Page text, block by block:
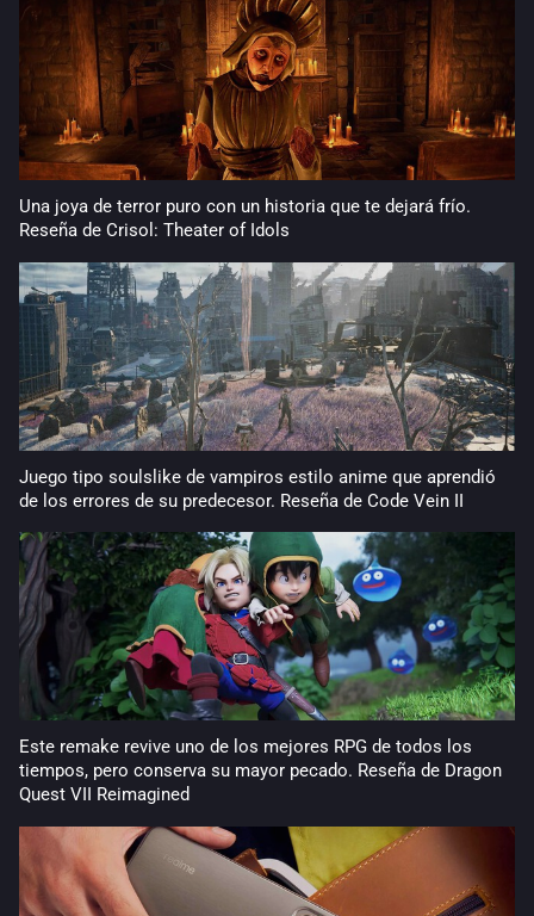
Una joya de terror puro con un historia que te dejará frío.
Reseña de Crisol: Theater of Idols
Juego tipo soulslike de vampiros estilo anime que aprendió
de los errores de su predecesor. Reseña de Code Vein II
Este remake revive uno de los mejores RPG de todos los
tiempos, pero conserva su mayor pecado. Reseña de Dragon
Quest VII Reimagined